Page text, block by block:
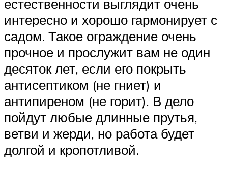
естественности выглядит очень
интересно и хорошо гармонирует с
садом. Такое ограждение очень
прочное и прослужит вам не один
десяток лет, если его покрыть
антисептиком (не гниет) и
антипиреном (не горит). В дело
пойдут любые длинные прутья,
ветви и жерди, но работа будет
долгой и кропотливой.